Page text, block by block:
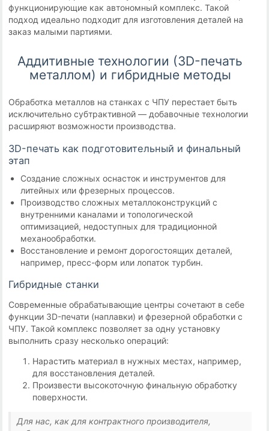
функционирующие как автономный комплекс. Такой
подход идеально подходит для изготовления деталей на
заказ малыми партиями.
Аддитивные технологии (3D-печать
металлом) и гибридные методы
Обработка металлов на станках с ЧПУ перестает быть
исключительно субтрактивной — добавочные технологии
расширяют возможности производства.
3D-печать как подготовительный и финальный
этап
Создание сложных оснасток и инструментов для
литейных или фрезерных процессов.
Производство сложных металлоконструкций с
внутренними каналами и топологической
оптимизацией, недоступных для традиционной
механообработки.
Восстановление и ремонт дорогостоящих деталей,
например, пресс-форм или лопаток турбин.
Гибридные станки
Современные обрабатывающие центры сочетают в себе
функции 3D-печати (наплавки) и фрезерной обработки с
ЧПУ. Такой комплекс позволяет за одну установку
выполнить сразу несколько операций:
Нарастить материал в нужных местах, например,
для восстановления деталей.
Произвести высокоточную финальную обработку
поверхности.
Для нас, как для контрактного производителя,